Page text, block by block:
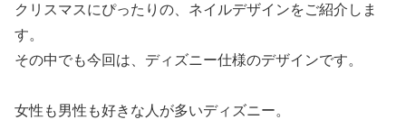
クリスマスにぴったりの、ネイルデザインをご紹介しま
す。
その中でも今回は、ディズニー仕様のデザインです。
女性も男性も好きな人が多いディズニー。